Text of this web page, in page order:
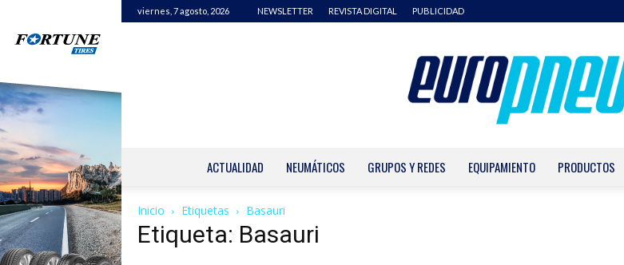
viernes, 7 agosto, 2026 NEWSLETTER REVISTA DIGITAL PUBLICIDAD
ACTUALIDAD NEUMÁTICOS GRUPOS Y REDES EQUIPAMIENTO PRODUCTOS
Inicio Etiquetas Basauri
Etiqueta: Basauri